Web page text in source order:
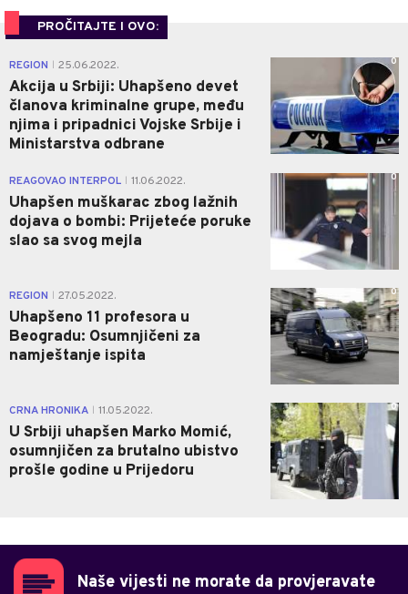
PROČITAJTE I OVO:
REGION 25.06.2022.
Akcija u Srbiji: Uhapšeno devet
članova kriminalne grupe, među
njima i pripadnici Vojske Srbije i
Ministarstva odbrane
0
REAGOVAO INTERPOL 11.06.2022.
Uhapšen muškarac zbog lažnih
dojava o bombi: Prijeteće poruke
slao sa svog mejla
0
REGION 27.05.2022.
Uhapšeno 11 profesora u
Beogradu: Osumnjičeni za
namještanje ispita
0
CRNA HRONIKA 11.05.2022.
U Srbiji uhapšen Marko Momić,
osumnjičen za brutalno ubistvo
prošle godine u Prijedoru
0
Naše vijesti ne morate da provjeravate